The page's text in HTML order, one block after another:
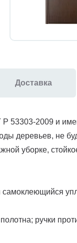
Доставка
53303-2009 и
деревьев, не
уборке,
самоклеющийся
ручки